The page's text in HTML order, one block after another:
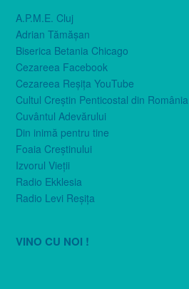
A.P.M.E. Cluj
Adrian Tămăşan
Biserica Betania Chicago
Cezareea Facebook
Cezareea Reşiţa YouTube
Cultul Creştin Penticostal din România
Cuvântul Adevărului
Din inimă pentru tine
Foaia Creştinului
Izvorul Vieţii
Radio Ekklesia
Radio Levi Reşiţa
VINO CU NOI !